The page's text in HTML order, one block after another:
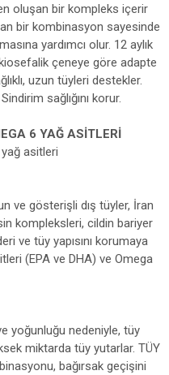
oluşan bir kompleks içerir
bir kombinasyon sayesinde
yardımcı olur. 12 aylık
çeneye göre adapte
uzun tüyleri destekler.
sağlığını korur.
6 YAĞ ASİTLERİ
asitleri
ve gösterişli dış tüyler, İran
kompleksleri, cildin bariyer
ve tüy yapısını korumaya
(EPA ve DHA) ve Omega
yoğunluğu nedeniyle, tüy
miktarda tüy yutarlar. TÜY
bağırsak geçişini